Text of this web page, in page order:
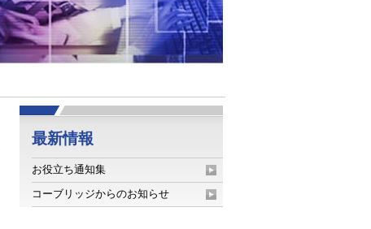
最新情報
お役立ち通知集
コーブリッジからのお知らせ